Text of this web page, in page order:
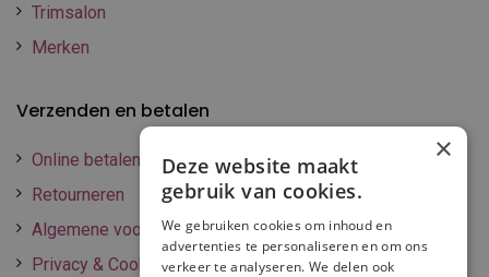
Trimsalon
Merken
Verzenden en betalen
Online betalen
Retourneren
Algemene voorwaarden
Privacy & Cookie policy
×
Deze website maakt
gebruik van cookies.
We gebruiken cookies om inhoud en
advertenties te personaliseren en om ons
verkeer te analyseren. We delen ook